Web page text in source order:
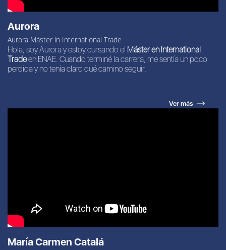
Aurora
Aurora Máster in International Trade
Hola, soy Aurora y estoy cursando el Máster en International
Tradeen ENAE. Cuando terminé la carrera, me sentía un poco
perdida y no tenía claro qué camino seguir.
Ver más
María Carmen Catalá